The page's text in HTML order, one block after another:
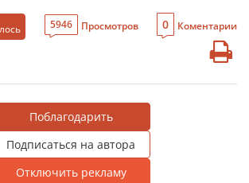
5946 Просмотров 0 Коментарии
Поблагодарить
Подписаться на автора
Отключить рекламу